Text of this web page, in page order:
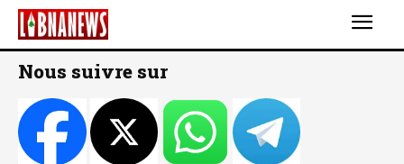
Nous suivre sur